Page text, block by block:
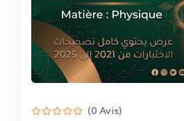
(0 Avis)